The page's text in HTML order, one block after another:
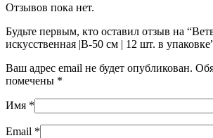
Отзывов пока нет.
Будьте первым, кто оставил отзыв на
искусственная |В-50 см | 12 шт. в
Ваш адрес email не будет опубликован.
помечены *
Имя *
Email *